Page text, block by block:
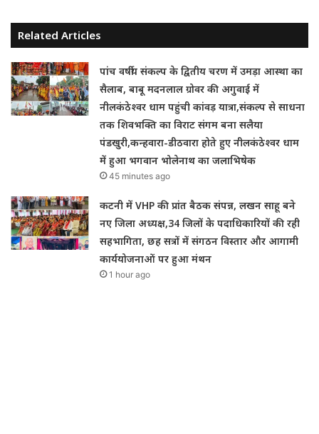
Related Articles
पांच वर्षीय संकल्प के द्वितीय चरण में उमड़ा आस्था का
सैलाब, बाबू मदनलाल ग्रोवर की अगुवाई में
नीलकंठेश्वर धाम पहुंची कांवड़ यात्रा,संकल्प से साधना
तक शिवभक्ति का विराट संगम बना सलैया
पंडखुरी,कन्हवारा-डीठवारा होते हुए नीलकंठेश्वर धाम
में हुआ भगवान भोलेनाथ का जलाभिषेक
45 minutes ago
कटनी में VHP की प्रांत बैठक संपन्न, लखन साहू बने
नए जिला अध्यक्ष,34 जिलों के पदाधिकारियों की रही
सहभागिता, छह सत्रों में संगठन विस्तार और आगामी
कार्ययोजनाओं पर हुआ मंथन
1 hour ago